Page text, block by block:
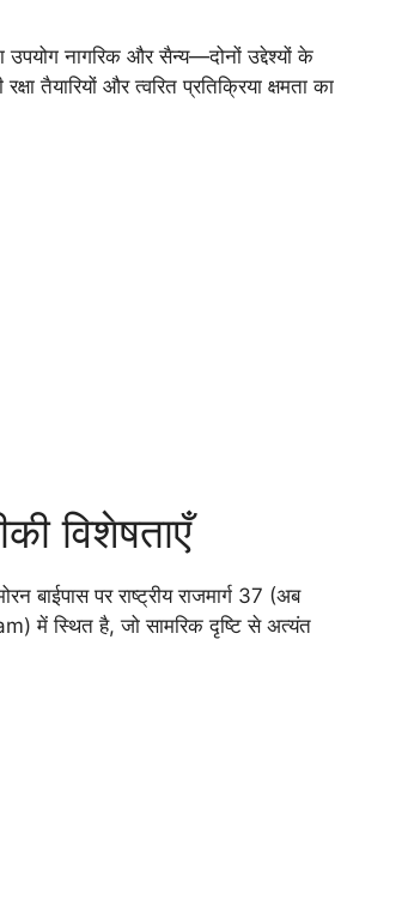
नागरिक और सैन्य—दोनों उद्देश्यों के
तैयारियों और त्वरित प्रतिक्रिया क्षमता का
विशेषताएँ
बाईपास पर राष्ट्रीय राजमार्ग 37 (अब
में स्थित है, जो सामरिक दृष्टि से अत्यंत